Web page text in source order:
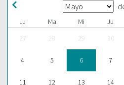
Lu Ma Mi Ju
27
28 29 30
4 5 6 7
11 12 13 14